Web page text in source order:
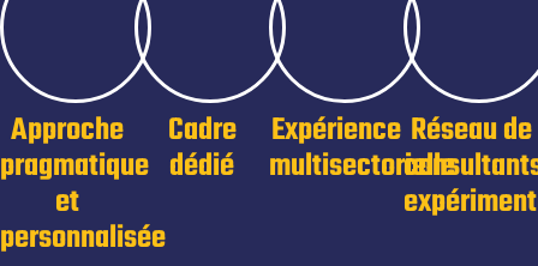
Approche
pragmatique
et
personnalisée
Cadre
dédié
Expérience
multisectorielle
Réseau de